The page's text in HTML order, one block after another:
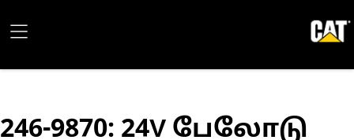
246-9870: 24V பேலோடு